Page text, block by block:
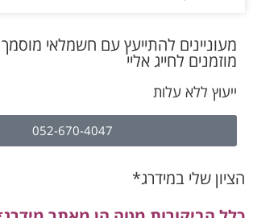
052-670-4047
הציון שלי במידרג*
כלל הביקורות מטה הן מאתר מידרג*